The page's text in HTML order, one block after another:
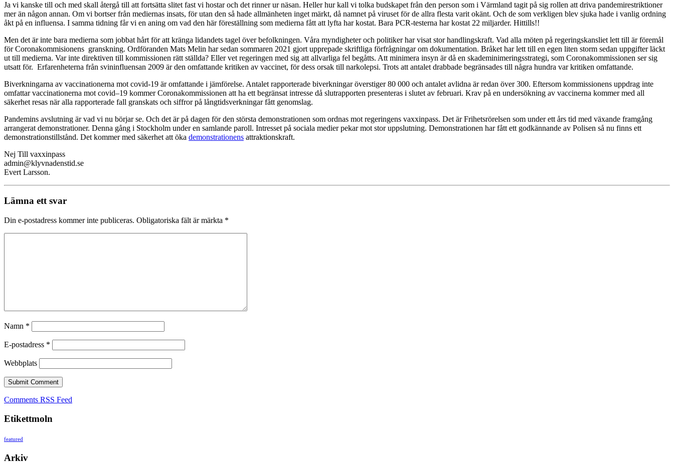
Ja vi kanske till och med skall återgå till att fortsätta slitet fast vi hostar och det rinner ur näsan. Heller hur kall vi tolka budskapet från den person som i Värmland tagit på sig rollen att driva pandemirestriktioner
mer än någon annan. Om vi bortser från mediernas insats, för utan den så hade allmänheten inget märkt, då namnet på viruset för de allra flesta varit okänt. Och de som verkligen blev sjuka hade i vanlig ordning
åkt på en influensa. I samma tidning får vi en aning om vad den här föreställning som medierna fått att lyfta har kostat. Bara PCR-testerna har kostat 22 miljarder. Hittills!!
Men det är inte bara medierna som jobbat hårt för att kränga lidandets tagel över befolkningen. Våra myndigheter och politiker har visat stor handlingskraft. Vad alla möten på regeringskansliet lett till är föremål
för Coronakommisionens granskning. Ordföranden Mats Melin har sedan sommaren 2021 gjort upprepade skriftliga förfrågningar om dokumentation. Bråket har lett till en egen liten storm sedan uppgifter läckt
ut till medierna. Var inte direktiven till kommissionen rätt ställda? Eller vet regeringen med sig att allvarliga fel begåtts. Att minimera insyn är då en skademinimeringsstrategi, som Coronakommissionen ser sig
utsatt för. Erfarenheterna från svininfluensan 2009 är den omfattande kritiken av vaccinet, för dess orsak till narkolepsi. Trots att antalet drabbade begränsades till några hundra var kritiken omfattande.
Biverkningarna av vaccinationerna mot covid-19 är omfattande i jämförelse. Antalet rapporterade biverkningar överstiger 80 000 och antalet avlidna är redan över 300. Eftersom kommissionens uppdrag inte
omfattarvaccinationerna mot covid–19 kommer Coronakommissionen att ha ett begränsat intresse då slutrapporten presenteras i slutet av februari. Krav på en undersökning av vaccinerna kommer med all
säkerhet resas när alla rapporterade fall granskats och siffror på långtidsverkningar fått genomslag.
Pandemins avslutning är vad vi nu börjar se. Och det är på dagen för den största demonstrationen som ordnas mot regeringens vaxxinpass. Det är Frihetsrörelsen som under ett års tid med växande framgång
arrangerat demonstrationer. Denna gång i Stockholm under en samlande paroll. Intresset på sociala medier pekar mot stor uppslutning. Demonstrationen har fått ett godkännande av Polisen så nu finns ett
demonstrationstillstånd. Det kommer med säkerhet att öka demonstrationens attraktionskraft.
Nej Till vaxxinpass
admin@klyvnadenstid.se
Evert Larsson.
Lämna ett svar
Din e-postadress kommer inte publiceras. Obligatoriska fält är märkta *
Namn *
E-postadress *
Webbplats
Comments RSS Feed
Etikettmoln
featured
Arkiv